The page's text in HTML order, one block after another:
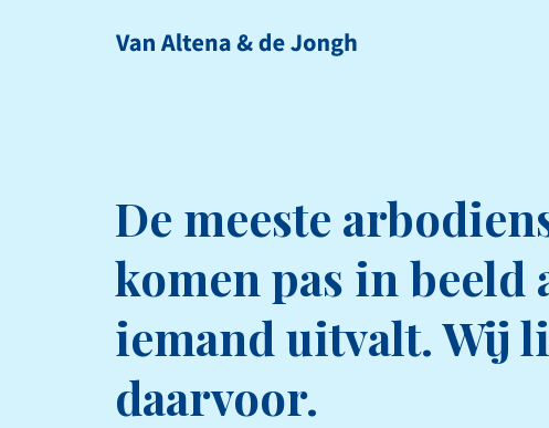
De meeste
komen pas in beeld
iemand uitvalt. Wij
daarvoor.